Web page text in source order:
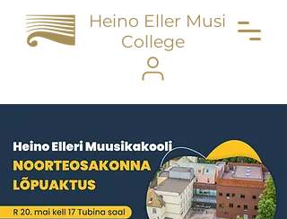
Heino Eller Music
College